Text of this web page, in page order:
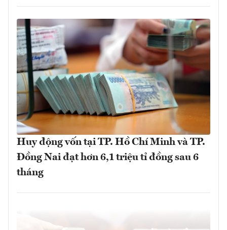
Huy động vốn tại TP. Hồ Chí Minh và TP.
Đồng Nai đạt hơn 6,1 triệu tỉ đồng sau 6
tháng